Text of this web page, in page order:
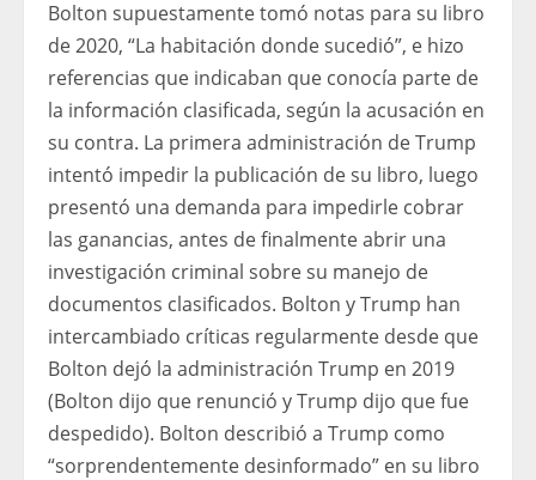
Bolton supuestamente tomó notas para su libro
de 2020, “La habitación donde sucedió”, e hizo
referencias que indicaban que conocía parte de
la información clasificada, según la acusación en
su contra. La primera administración de Trump
intentó impedir la publicación de su libro, luego
presentó una demanda para impedirle cobrar
las ganancias, antes de finalmente abrir una
investigación criminal sobre su manejo de
documentos clasificados. Bolton y Trump han
intercambiado críticas regularmente desde que
Bolton dejó la administración Trump en 2019
(Bolton dijo que renunció y Trump dijo que fue
despedido). Bolton describió a Trump como
“sorprendentemente desinformado” en su libro